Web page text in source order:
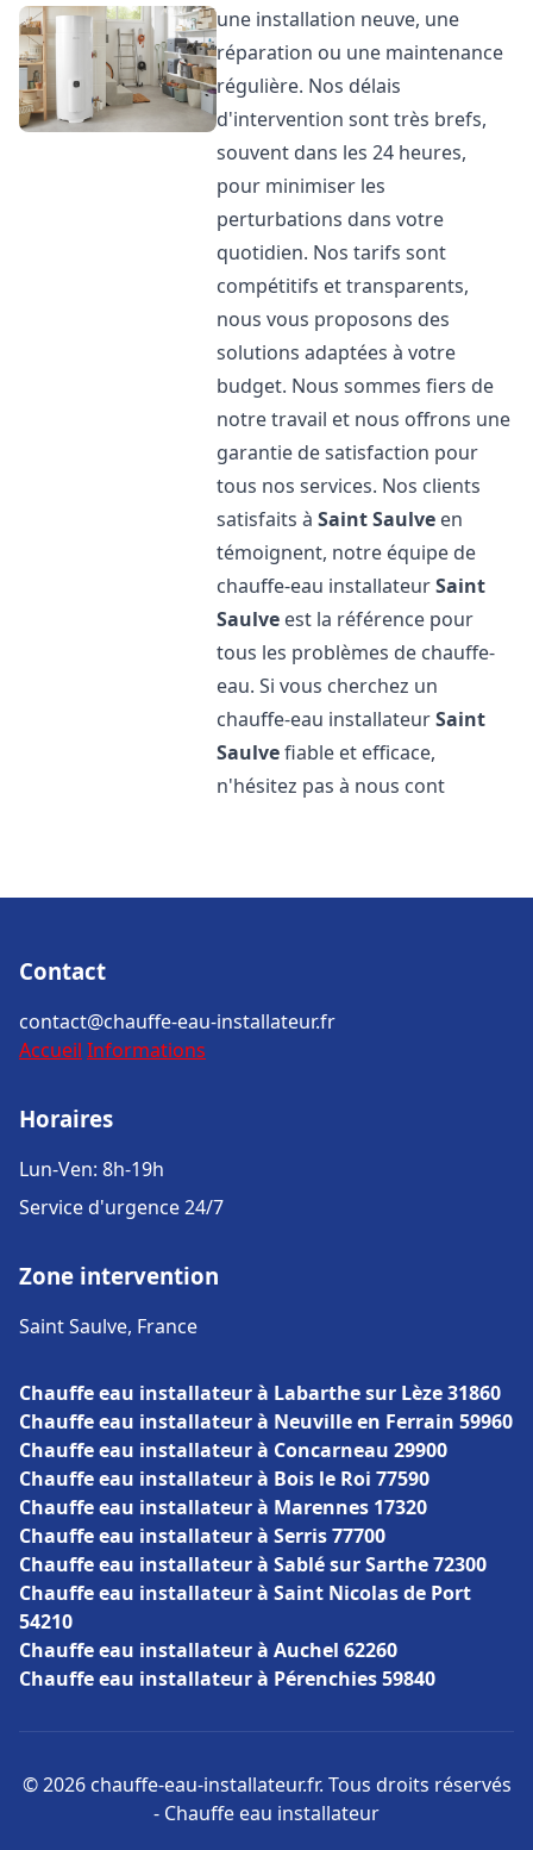
une installation neuve, une
réparation ou une maintenance
régulière. Nos délais
d'intervention sont très brefs,
souvent dans les 24 heures,
pour minimiser les
perturbations dans votre
quotidien. Nos tarifs sont
compétitifs et transparents,
nous vous proposons des
solutions adaptées à votre
budget. Nous sommes fiers de
notre travail et nous offrons une
garantie de satisfaction pour
tous nos services. Nos clients
satisfaits àSaint Saulve en
témoignent, notre équipe de
chauffe-eau installateurSaint
Saulve est la référence pour
tous les problèmes de chauffe-
eau. Si vous cherchez un
chauffe-eau installateurSaint
Saulvefiable et efficace,
n'hésitez pas à nous cont
Contact
contact@chauffe-eau-installateur.fr
Accueil Informations
Horaires
Lun-Ven: 8h-19h
Service d'urgence 24/7
Zone intervention
Saint Saulve, France
Chauffe eau installateur à Labarthe sur Lèze 31860
Chauffe eau installateur à Neuville en Ferrain 59960
Chauffe eau installateur à Concarneau 29900
Chauffe eau installateur à Bois le Roi 77590
Chauffe eau installateur à Marennes 17320
Chauffe eau installateur à Serris 77700
Chauffe eau installateur à Sablé sur Sarthe 72300
Chauffe eau installateur à Saint Nicolas de Port
54210
Chauffe eau installateur à Auchel 62260
Chauffe eau installateur à Pérenchies 59840
© 2026 chauffe-eau-installateur.fr. Tous droits réservés
- Chauffe eau installateur